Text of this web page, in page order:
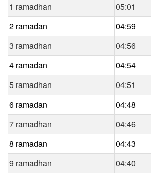
1 ramadhan
05:01
2 ramadan
04:59
3 ramadhan
04:56
4 ramadan
04:54
5 ramadhan
04:51
6 ramadan
04:48
7 ramadhan
04:46
8 ramadan
04:43
9 ramadhan
04:40